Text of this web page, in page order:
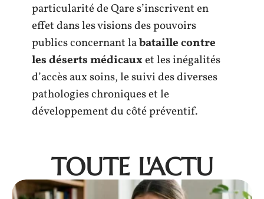
particularité de Qare s’inscrivent en
effet dans les visions des pouvoirs
publics concernant labataille contre
les déserts médicauxet les inégalités
d’accès aux soins, le suivi des diverses
pathologies chroniques et le
développement du côté préventif.
TOUTE L'ACTU